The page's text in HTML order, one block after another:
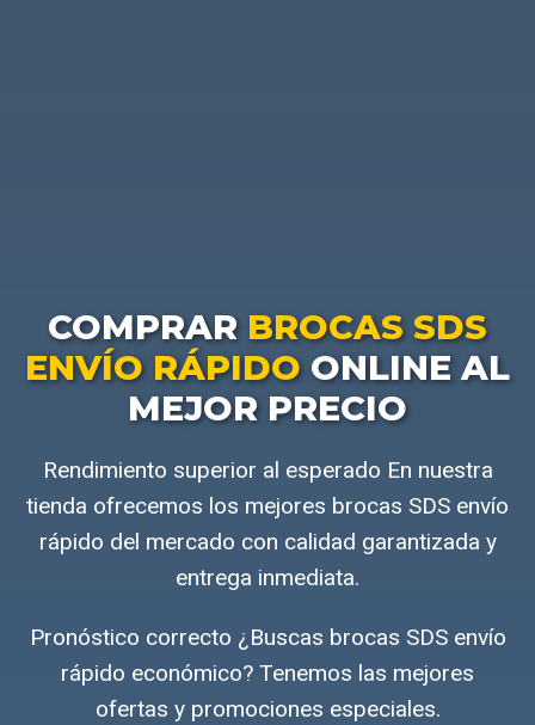
COMPRAR BROCAS SDS
ENVÍO RÁPIDOONLINE AL
MEJOR PRECIO
Rendimiento superior al esperado En nuestra
tienda ofrecemos los mejores brocas SDS envío
rápido del mercado con calidad garantizada y
entrega inmediata.
Pronóstico correcto ¿Buscas brocas SDS envío
rápido económico? Tenemos las mejores
ofertas y promociones especiales.